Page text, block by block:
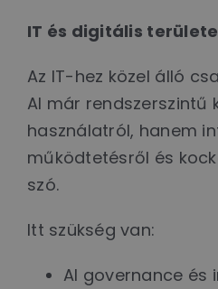
IT és digitális
Az IT-hez közel álló
AI már rendszerszintű
használatról, hanem
működtetésről és
szó.
Itt szükség van:
AI governance és